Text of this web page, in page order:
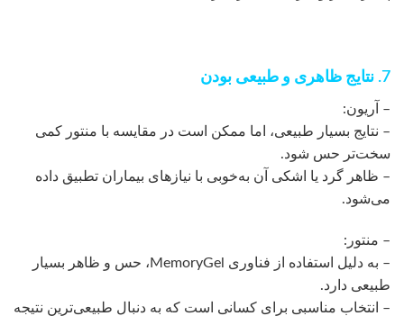
7. نتایج ظاهری و طبیعی بودن
– آریون:
– نتایج بسیار طبیعی، اما ممکن است در مقایسه با منتور کمی
سخت‌تر حس شود.
– ظاهر گرد یا اشکی آن به‌خوبی با نیازهای بیماران تطبیق داده
می‌شود.
– منتور:
– به دلیل استفاده از فناوری MemoryGel، حس و ظاهر بسیار
طبیعی دارد.
– انتخاب مناسبی برای کسانی است که به دنبال طبیعی‌ترین نتیجه